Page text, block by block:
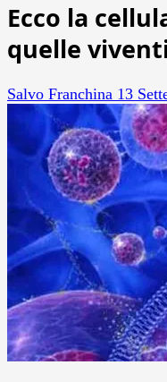
Ecco la
quelle
Salvo Franchina 13